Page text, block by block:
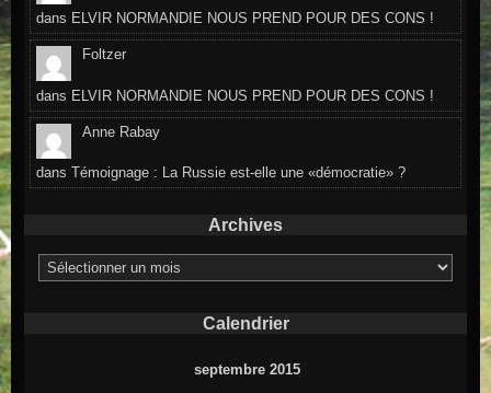
dans ELVIR NORMANDIE NOUS PREND POUR DES CONS !
Foltzer
dans ELVIR NORMANDIE NOUS PREND POUR DES CONS !
Anne Rabay
dansTémoignage : La Russie est-elle une «démocratie» ?
Archives
Archives
Calendrier
septembre 2015